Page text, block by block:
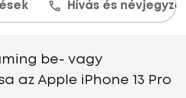
Hívás és
be- vagy
az Apple iPhone 13 Pro